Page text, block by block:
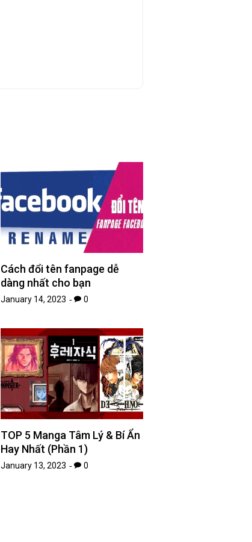
Cách đổi tên fanpage dễ
dàng nhất cho bạn
January 14, 2023 0
TOP 5 Manga Tâm Lý & Bí Ẩn
Hay Nhất (Phần 1)
January 13, 2023 0